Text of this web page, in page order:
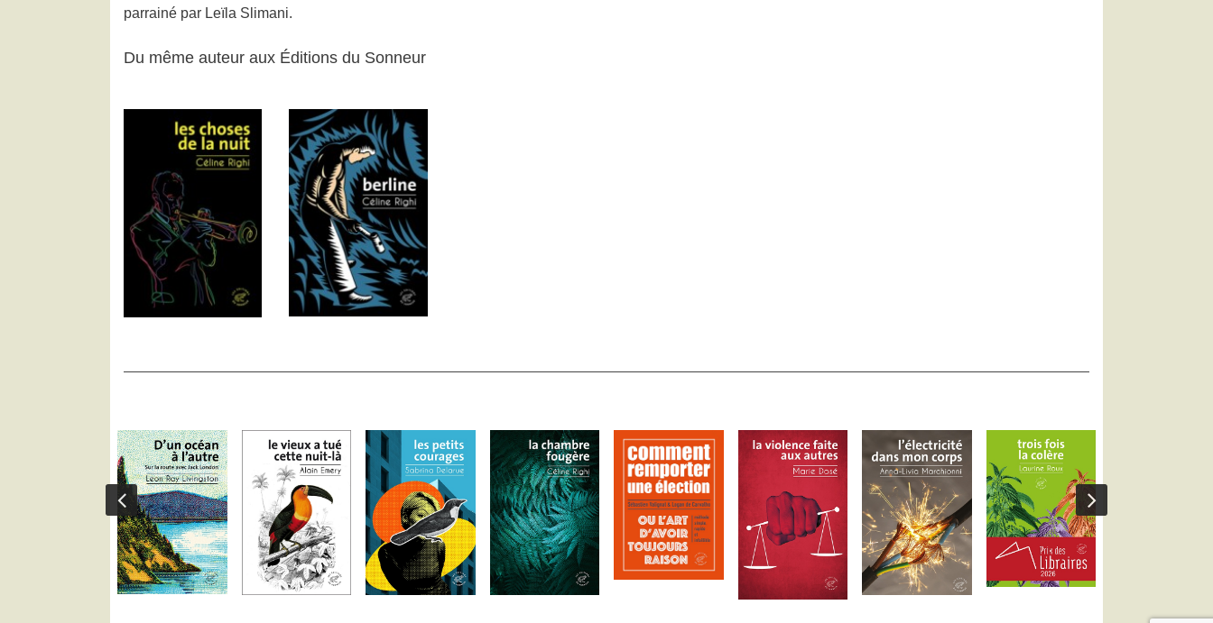
parrainé par Leïla Slimani.
Du même auteur aux Éditions du Sonneur